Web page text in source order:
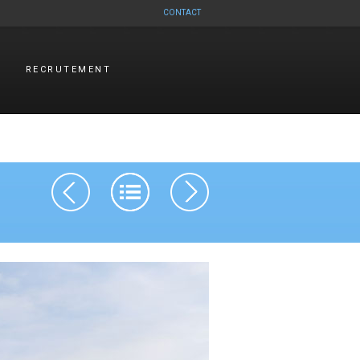
CONTACT
RECRUTEMENT
Navigation des articles